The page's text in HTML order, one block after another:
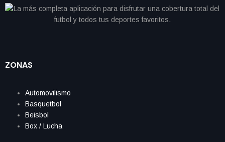
ZONAS
Automovilismo
Basquetbol
Beisbol
Box / Lucha